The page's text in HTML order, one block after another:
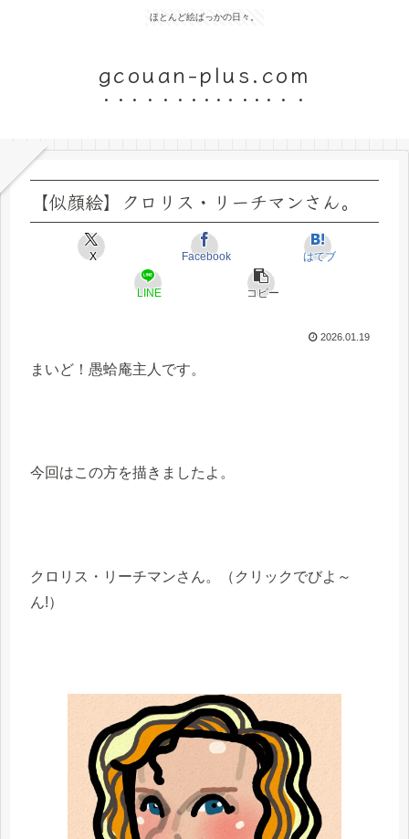
ほとんど絵ばっかの日々。
gcouan-plus.com
【似顔絵】クロリス・リーチマンさん。
X Facebook はてブ
LINE コピー
2026.01.19
まいど！愚蛤庵主人です。
今回はこの方を描きましたよ。
クロリス・リーチマンさん。（クリックでびよ～
ん!）